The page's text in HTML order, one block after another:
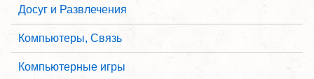
Досуг и Развлечения
Компьютеры, Связь
Компьютерные игры